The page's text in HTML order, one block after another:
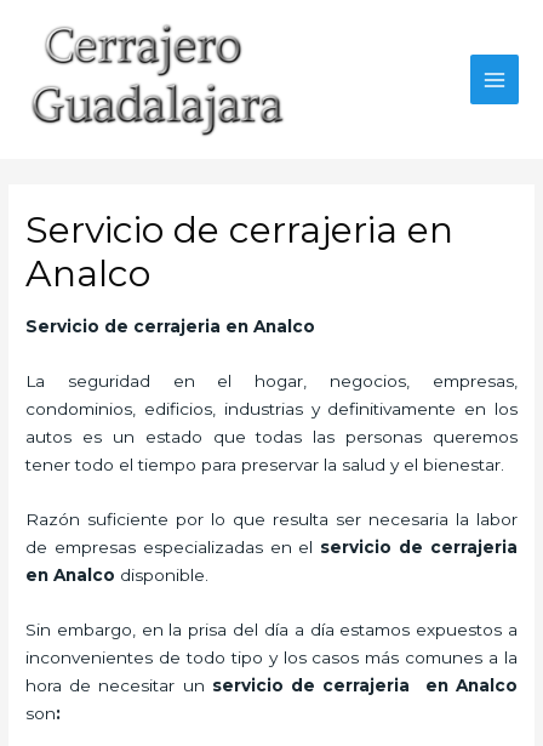
contenido
Servicio de cerrajeria en
Analco
Servicio de cerrajeria en Analco
La seguridad en el hogar, negocios, empresas,
condominios, edificios, industrias y definitivamente en los
autos es un estado que todas las personas queremos
tener todo el tiempo para preservar la salud y el bienestar.
Razón suficiente por lo que resulta ser necesaria la labor
de empresas especializadas en el servicio de cerrajeria
en Analco disponible.
Sin embargo, en la prisa del día a día estamos expuestos a
inconvenientes de todo tipo y los casos más comunes a la
hora de necesitar un servicio de cerrajeria en Analco
son: